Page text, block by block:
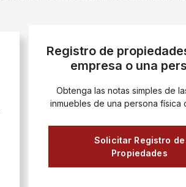
Registro de
empresa o una
Obtenga las notas simples de
inmuebles de una persona física
Solicitar Registro de
Propiedades